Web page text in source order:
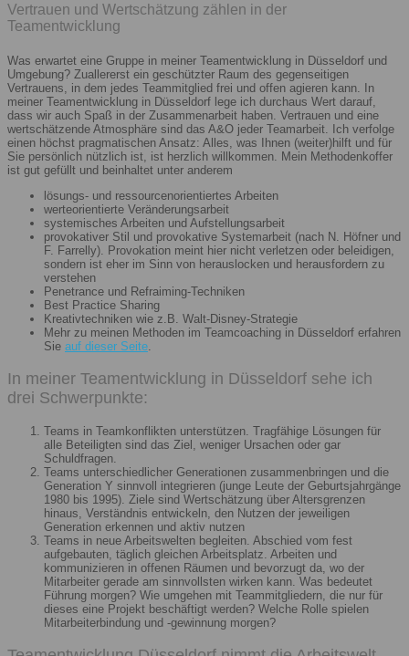
Vertrauen und Wertschätzung zählen in der
Teamentwicklung
Was erwartet eine Gruppe in meiner Teamentwicklung in Düsseldorf und
Umgebung? Zuallererst ein geschützter Raum des gegenseitigen
Vertrauens, in dem jedes Teammitglied frei und offen agieren kann. In
meiner Teamentwicklung in Düsseldorf lege ich durchaus Wert darauf,
dass wir auch Spaß in der Zusammenarbeit haben. Vertrauen und eine
wertschätzende Atmosphäre sind das A&O jeder Teamarbeit. Ich verfolge
einen höchst pragmatischen Ansatz: Alles, was Ihnen (weiter)hilft und für
Sie persönlich nützlich ist, ist herzlich willkommen. Mein Methodenkoffer
ist gut gefüllt und beinhaltet unter anderem
lösungs- und ressourcenorientiertes Arbeiten
werteorientierte Veränderungsarbeit
systemisches Arbeiten und Aufstellungsarbeit
provokativer Stil und provokative Systemarbeit (nach N. Höfner und
F. Farrelly). Provokation meint hier nicht verletzen oder beleidigen,
sondern ist eher im Sinn von herauslocken und herausfordern zu
verstehen
Penetrance und Refraiming-Techniken
Best Practice Sharing
Kreativtechniken wie z.B. Walt-Disney-Strategie
Mehr zu meinen Methoden im Teamcoaching in Düsseldorf erfahren
Sie auf dieser Seite.
In meiner Teamentwicklung in Düsseldorf sehe ich
drei Schwerpunkte:
Teams in Teamkonflikten unterstützen. Tragfähige Lösungen für
alle Beteiligten sind das Ziel, weniger Ursachen oder gar
Schuldfragen.
Teams unterschiedlicher Generationen zusammenbringen und die
Generation Y sinnvoll integrieren (junge Leute der Geburtsjahrgänge
1980 bis 1995). Ziele sind Wertschätzung über Altersgrenzen
hinaus, Verständnis entwickeln, den Nutzen der jeweiligen
Generation erkennen und aktiv nutzen
Teams in neue Arbeitswelten begleiten. Abschied vom fest
aufgebauten, täglich gleichen Arbeitsplatz. Arbeiten und
kommunizieren in offenen Räumen und bevorzugt da, wo der
Mitarbeiter gerade am sinnvollsten wirken kann. Was bedeutet
Führung morgen? Wie umgehen mit Teammitgliedern, die nur für
dieses eine Projekt beschäftigt werden? Welche Rolle spielen
Mitarbeiterbindung und -gewinnung morgen?